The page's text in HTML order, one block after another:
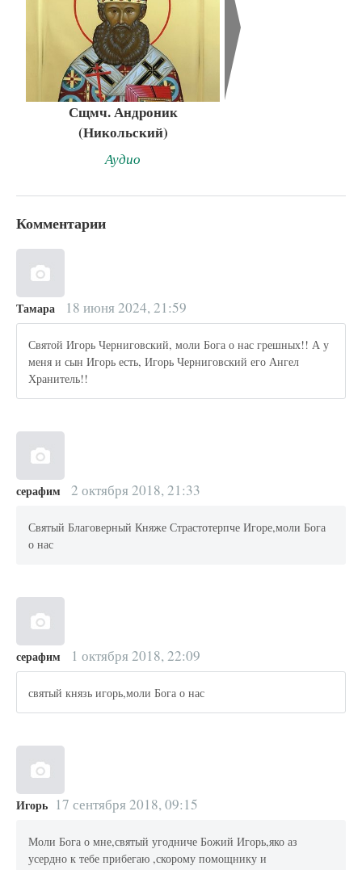
Сщмч. Андроник
(Никольский)
Аудио
Комментарии
Тамара 18 июня 2024, 21:59
Святой Игорь Черниговский, моли Бога о нас грешных!! А у
меня и сын Игорь есть, Игорь Черниговский его Ангел
Хранитель!!
серафим 2 октября 2018, 21:33
Святый Благоверный Княже Страстотерпче Игоре,моли Бога
о нас
серафим 1 октября 2018, 22:09
святый князь игорь,моли Бога о нас
Игорь 17 сентября 2018, 09:15
Моли Бога о мне,святый угодниче Божий Игорь,яко аз
усердно к тебе прибегаю ,скорому помощнику и